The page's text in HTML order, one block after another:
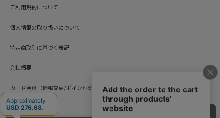
ご利用規約について
個人情報の取り扱いについて
特定商取引に基づく表記
会社概要
カード会員（情報変更/ポイント照会）
お問い合わせ